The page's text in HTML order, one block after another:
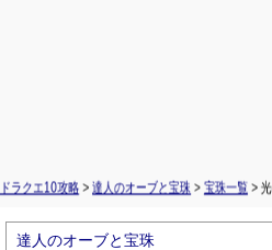
ドラクエ10攻略 > 達人のオーブと宝珠 > 宝珠一覧 >
達人のオーブと宝珠